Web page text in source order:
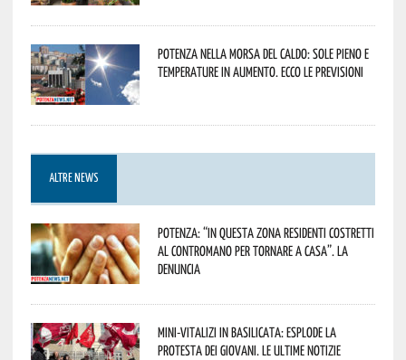
Potenza nella morsa del caldo: sole pieno e
temperature in aumento. Ecco le previsioni
ALTRE NEWS
Potenza: “In questa zona residenti costretti
al contromano per tornare a casa”. La
denuncia
Mini-vitalizi in Basilicata: esplode la
protesta dei giovani. Le ultime notizie